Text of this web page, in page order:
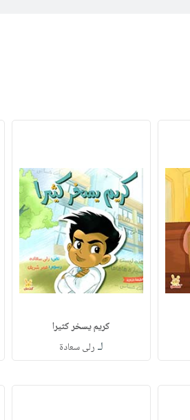
كريم يسخر كثيرا
لـ رلى سعادة